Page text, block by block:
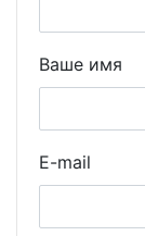
Ваше имя
E-mail